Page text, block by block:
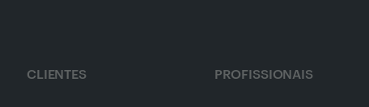
CLIENTES PROFISSIONAIS